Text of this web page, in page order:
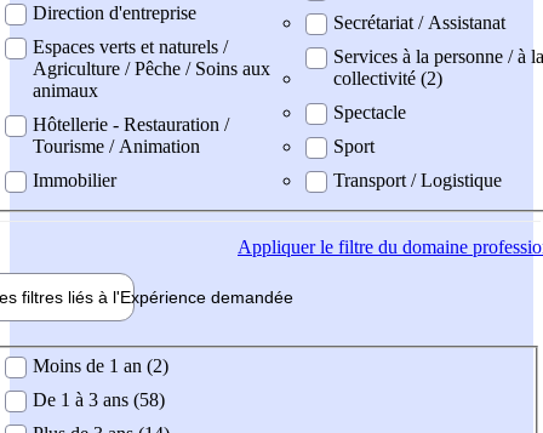
Direction d'entreprise
Espaces verts et naturels /
Agriculture / Pêche / Soins aux
animaux
Hôtellerie - Restauration /
Tourisme / Animation
Immobilier
Secrétariat / Assistanat
Services à la personne / à la
collectivité (2)
Spectacle
Sport
Transport / Logistique
Appliquerle filtre du domaine
filtres liés à l'Expérience demandée
demandée
Moins de 1 an (2)
De 1 à 3 ans (58)